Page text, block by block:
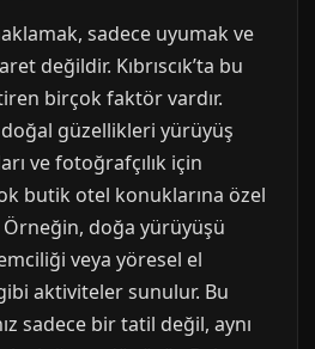
sadece uyumak ve
değildir. Kıbrıscık’ta bu
birçok faktör vardır.
güzellikleri yürüyüş
ve fotoğrafçılık için
butik otel konuklarına özel
doğa yürüyüşü
veya yöresel el
aktiviteler sunulur. Bu
sadece bir tatil değil, aynı